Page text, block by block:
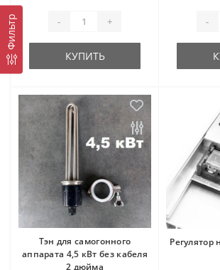
Фильтр - +
КУПИТЬ
-
Тэн для самогонного
аппарата 4,5 кВт без кабеля
2 дюйма